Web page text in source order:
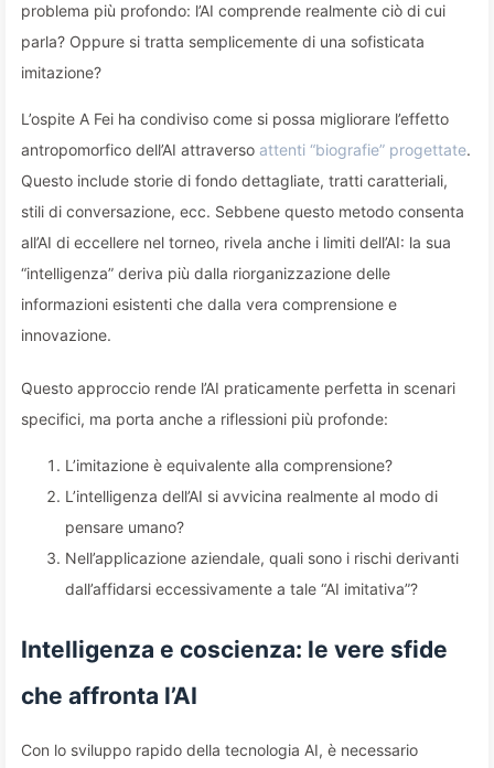
problema più profondo: l’AI comprende realmente ciò di cui
parla? Oppure si tratta semplicemente di una sofisticata
imitazione?
L’ospite A Fei ha condiviso come si possa migliorare l’effetto
antropomorfico dell’AI attraverso attenti “biografie” progettate.
Questo include storie di fondo dettagliate, tratti caratteriali,
stili di conversazione, ecc. Sebbene questo metodo consenta
all’AI di eccellere nel torneo, rivela anche i limiti dell’AI: la sua
“intelligenza” deriva più dalla riorganizzazione delle
informazioni esistenti che dalla vera comprensione e
innovazione.
Questo approccio rende l’AI praticamente perfetta in scenari
specifici, ma porta anche a riflessioni più profonde:
L’imitazione è equivalente alla comprensione?
L’intelligenza dell’AI si avvicina realmente al modo di
pensare umano?
Nell’applicazione aziendale, quali sono i rischi derivanti
dall’affidarsi eccessivamente a tale “AI imitativa”?
Intelligenza e coscienza: le vere sfide
che affronta l’AI
Con lo sviluppo rapido della tecnologia AI, è necessario